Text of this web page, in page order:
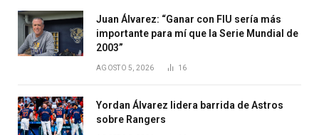
Juan Álvarez: “Ganar con FIU sería más
importante para mí que la Serie Mundial de
2003”
AGOSTO 5, 2026 16
Yordan Álvarez lidera barrida de Astros
sobre Rangers